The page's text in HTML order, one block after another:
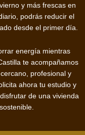
y más frescas en
podrás reducir el
desde el primer día.
energía mientras
te acompañamos
profesional y
ahora tu estudio y
de una vivienda